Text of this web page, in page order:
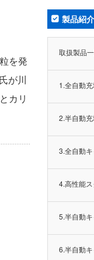
を発
が川
カリ
製品紹介
取扱製品
1.全自動
2.半自動
3.全自動
4.高性能
5.半自動
6.半自動